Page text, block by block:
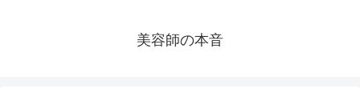
美容師の本音